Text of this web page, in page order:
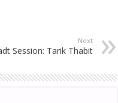
Next
Session: Tarik Thabit